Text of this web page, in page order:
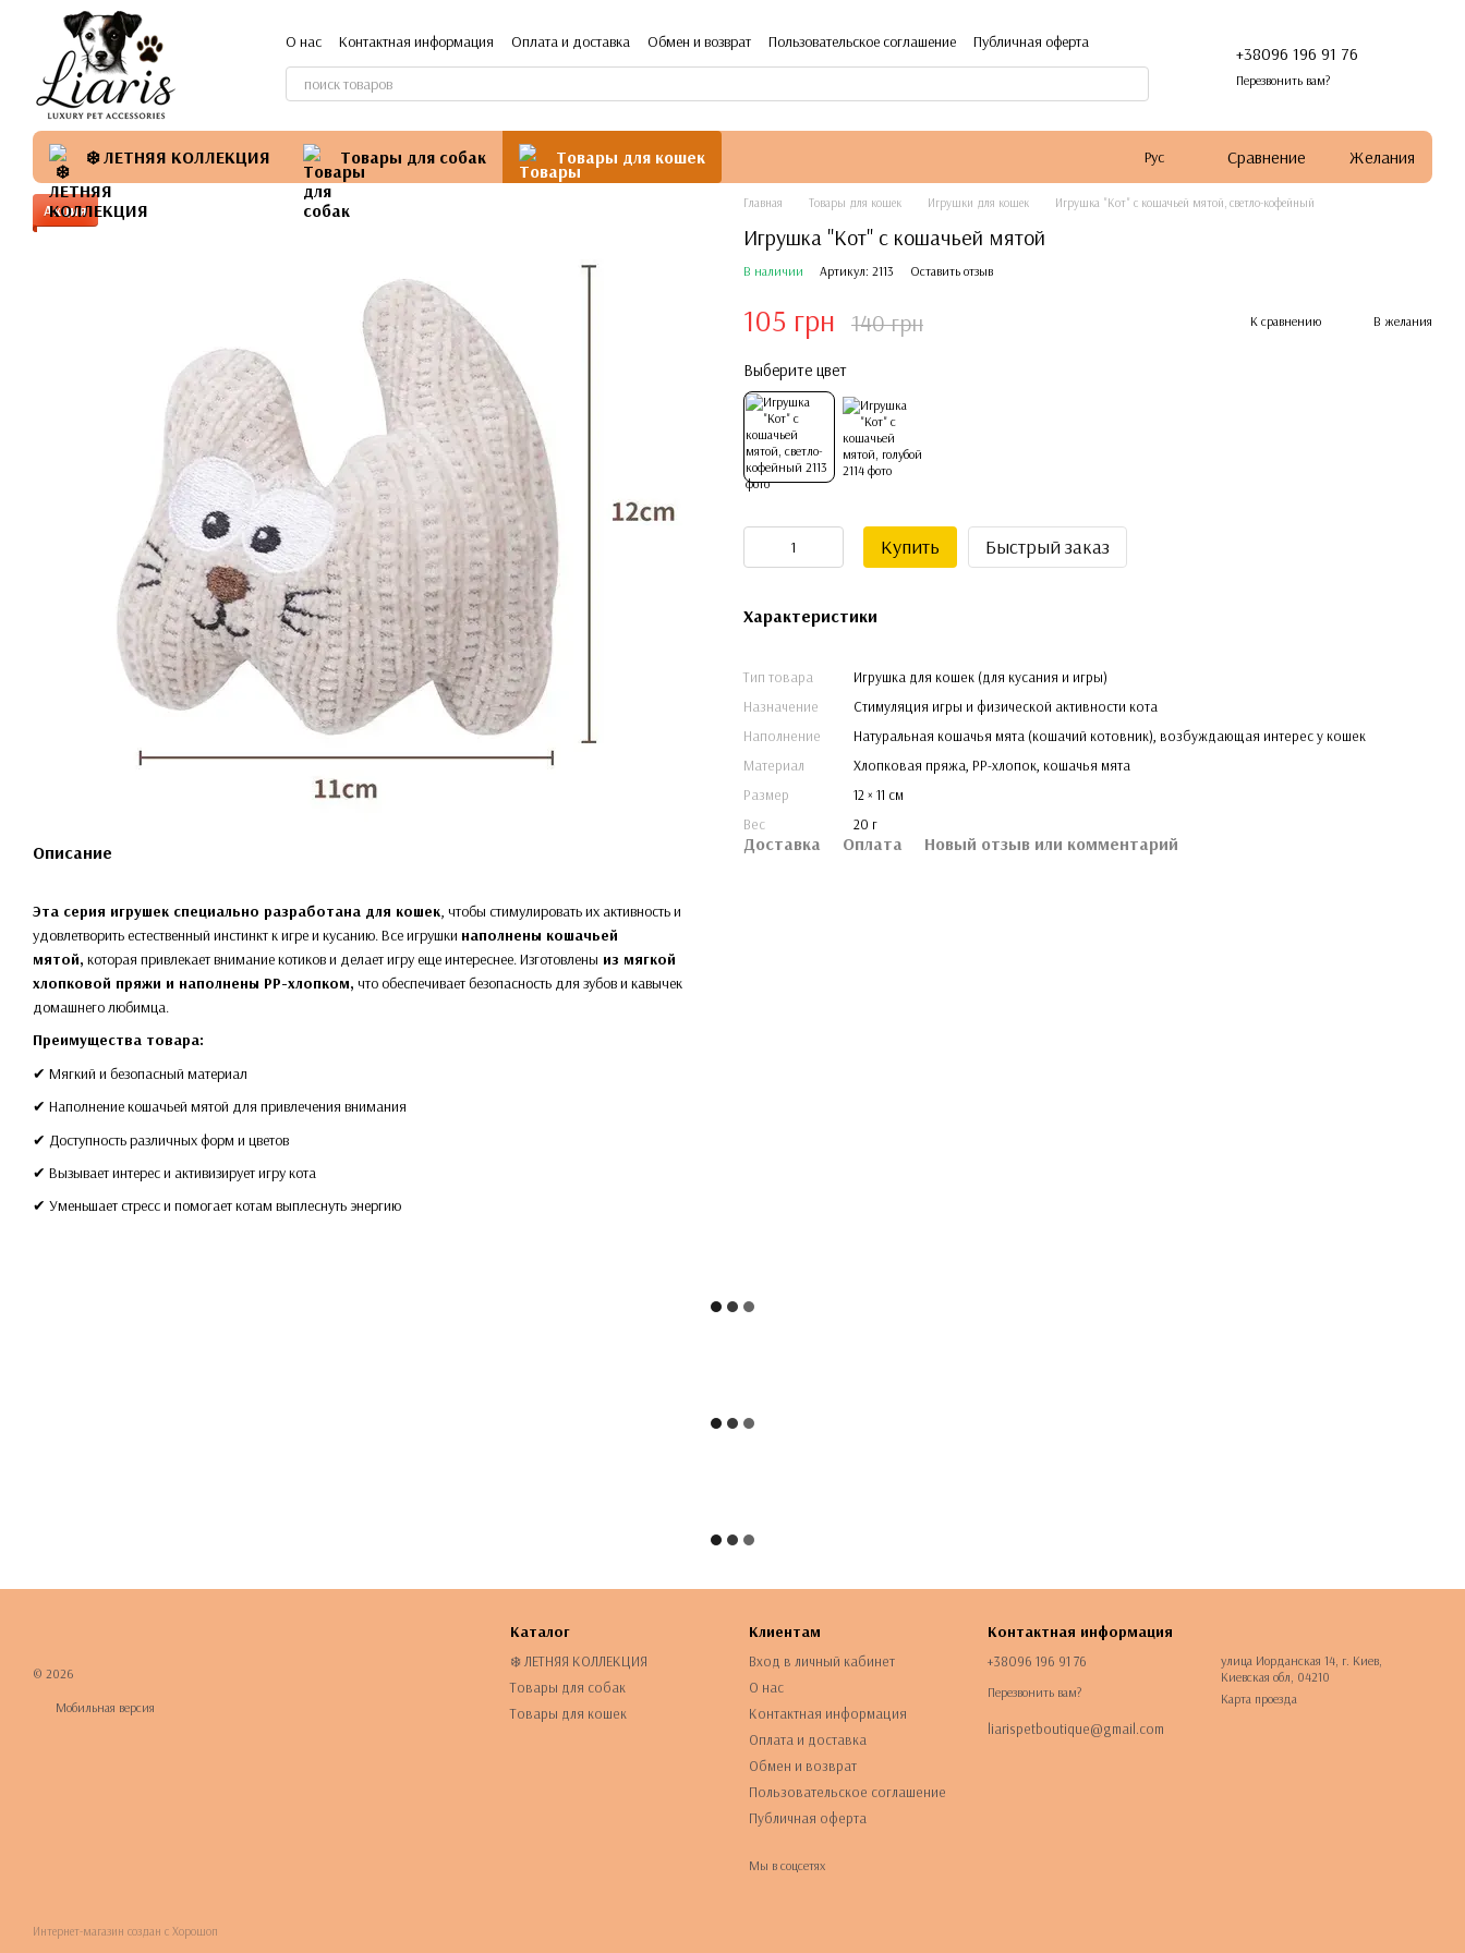
Перейти к основному контенту
О нас
Контактная информация Оплата и доставка Обмен и возврат Пользовательское соглашение Публичная оферта
+38096 196 91 76
Перезвонить вам?
❄️ ЛЕТНЯЯ КОЛЛЕКЦИЯ Товары для собак Товары для кошек Рус Сравнение Желания
Акция
Описание
Эта серия игрушек специально разработана для кошек, чтобы стимулировать их активность и
удовлетворить естественный инстинкт к игре и кусанию. Все игрушки наполнены кошачьей
мятой, которая привлекает внимание котиков и делает игру еще интереснее. Изготовлены из мягкой
хлопковой пряжи и наполнены PP-хлопком, что обеспечивает безопасность для зубов и кавычек
домашнего любимца.
Преимущества товара:
✔ Мягкий и безопасный материал
✔ Наполнение кошачьей мятой для привлечения внимания
✔ Доступность различных форм и цветов
✔ Вызывает интерес и активизирует игру кота
✔ Уменьшает стресс и помогает котам выплеснуть энергию
Главная Товары для кошек Игрушки для кошек Игрушка "Кот" с кошачьей мятой, светло-кофейный
Игрушка "Кот" с кошачьей мятой
В наличии Артикул: 2113 Оставить отзыв
105 грн 140 грн К сравнению В желания
Выберите цвет
Купить Быстрый заказ
Характеристики
Тип товара
Игрушка для кошек (для кусания и игры)
Назначение
Стимуляция игры и физической активности кота
Наполнение
Натуральная кошачья мята (кошачий котовник), возбуждающая интерес у кошек
Материал
Хлопковая пряжа, PP-хлопок, кошачья мята
Размер
12 × 11 см
Вес
20 г
Доставка Оплата Новый отзыв или комментарий
© 2026
Мобильная версия
Интернет-магазин создан с Хорошоп
Каталог
❄️ ЛЕТНЯЯ КОЛЛЕКЦИЯ
Товары для собак
Товары для кошек
Клиентам
Вход в личный кабинет
О нас
Контактная информация
Оплата и доставка
Обмен и возврат
Пользовательское соглашение
Публичная оферта
Мы в соцсетях
Контактная информация
+38096 196 91 76
Перезвонить вам?
liarispetboutique@gmail.com
улица Иорданская 14, г. Киев,
Киевская обл, 04210
Карта проезда